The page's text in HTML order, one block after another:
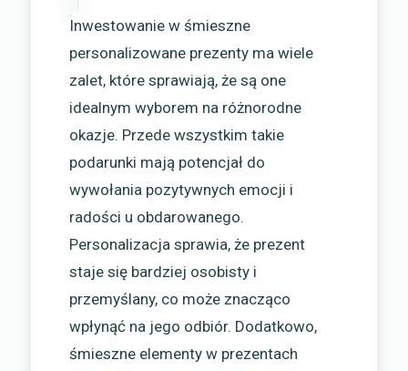
Inwestowanie w śmieszne
personalizowane prezenty ma wiele
zalet, które sprawiają, że są one
idealnym wyborem na różnorodne
okazje. Przede wszystkim takie
podarunki mają potencjał do
wywołania pozytywnych emocji i
radości u obdarowanego.
Personalizacja sprawia, że prezent
staje się bardziej osobisty i
przemyślany, co może znacząco
wpłynąć na jego odbiór. Dodatkowo,
śmieszne elementy w prezentach